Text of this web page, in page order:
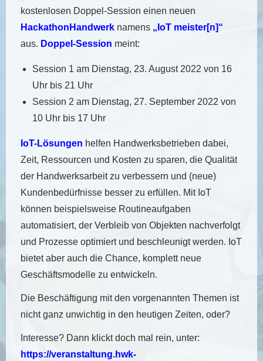
kostenlosen Doppel-Session einen neuen
HackathonHandwerk namens „IoT meister[n]“
aus. Doppel-Session meint:
Session 1 am Dienstag, 23. August 2022 von 16
Uhr bis 21 Uhr
Session 2 am Dienstag, 27. September 2022 von
10 Uhr bis 17 Uhr
IoT-Lösungen helfen Handwerksbetrieben dabei,
Zeit, Ressourcen und Kosten zu sparen, die Qualität
der Handwerksarbeit zu verbessern und (neue)
Kundenbedürfnisse besser zu erfüllen. Mit IoT
können beispielsweise Routineaufgaben
automatisiert, der Verbleib von Objekten nachverfolgt
und Prozesse optimiert und beschleunigt werden. IoT
bietet aber auch die Chance, komplett neue
Geschäftsmodelle zu entwickeln.
Die Beschäftigung mit den vorgenannten Themen ist
nicht ganz unwichtig in den heutigen Zeiten, oder?
Interesse? Dann klickt doch mal rein, unter:
https://veranstaltung.hwk-